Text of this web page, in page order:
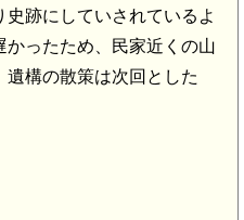
跡にしていされているよ
かったため、民家近くの山
遺構の散策は次回とした